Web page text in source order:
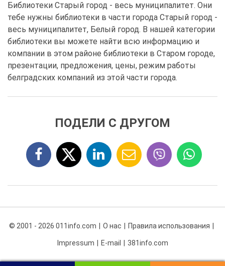
Библиотеки Старый город - весь муниципалитет. Они
тебе нужны библиотеки в части города Старый город -
весь муниципалитет, Белый город. В нашей категории
библиотеки вы можете найти всю информацию и
компании в этом районе библиотеки в Старом городе,
презентации, предложения, цены, режим работы
белградских компаний из этой части города.
ПОДЕЛИ С ДРУГОМ
© 2001 - 2026 011info.com О нас Правила использования
Impressum E-mail 381info.com